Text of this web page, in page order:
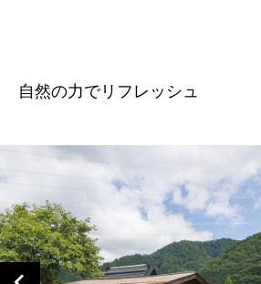
⾃然の⼒でリフレッシュ